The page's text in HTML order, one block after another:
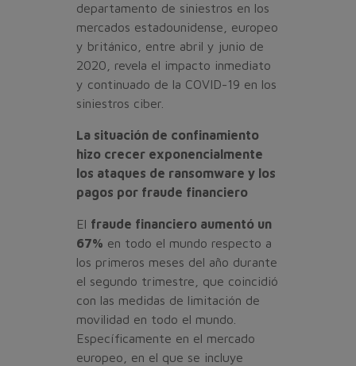
departamento de siniestros en los
mercados estadounidense, europeo
y británico, entre abril y junio de
2020, revela el impacto inmediato
y continuado de la COVID-19 en los
siniestros ciber.
La situación de confinamiento
hizo crecer exponencialmente
los ataques de ransomware y los
pagos por fraude financiero
El fraude financiero aumentó un
67% en todo el mundo respecto a
los primeros meses del año durante
el segundo trimestre, que coincidió
con las medidas de limitación de
movilidad en todo el mundo.
Específicamente en el mercado
europeo, en el que se incluye